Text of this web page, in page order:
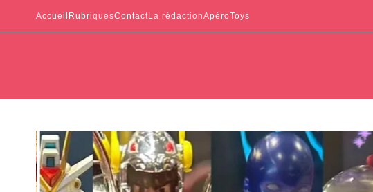
Accueil RubriquesContactLa rédactionApéroToys